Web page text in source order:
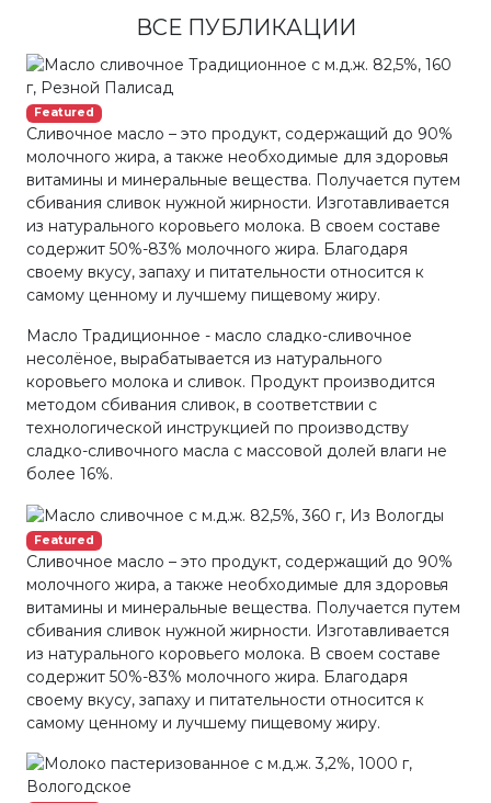
ВСЕ ПУБЛИКАЦИИ
Featured
Сливочное масло – это продукт, содержащий до 90%
молочного жира, а также необходимые для здоровья
витамины и минеральные вещества. Получается путем
сбивания сливок нужной жирности. Изготавливается
из натурального коровьего молока. В своем составе
содержит 50%-83% молочного жира. Благодаря
своему вкусу, запаху и питательности относится к
самому ценному и лучшему пищевому жиру.
Масло Традиционное - масло сладко-сливочное
несолёное, вырабатывается из натурального
коровьего молока и сливок. Продукт производится
методом сбивания сливок, в соответствии с
технологической инструкцией по производству
сладко-сливочного масла с массовой долей влаги не
более 16%.
Featured
Сливочное масло – это продукт, содержащий до 90%
молочного жира, а также необходимые для здоровья
витамины и минеральные вещества. Получается путем
сбивания сливок нужной жирности. Изготавливается
из натурального коровьего молока. В своем составе
содержит 50%-83% молочного жира. Благодаря
своему вкусу, запаху и питательности относится к
самому ценному и лучшему пищевому жиру.